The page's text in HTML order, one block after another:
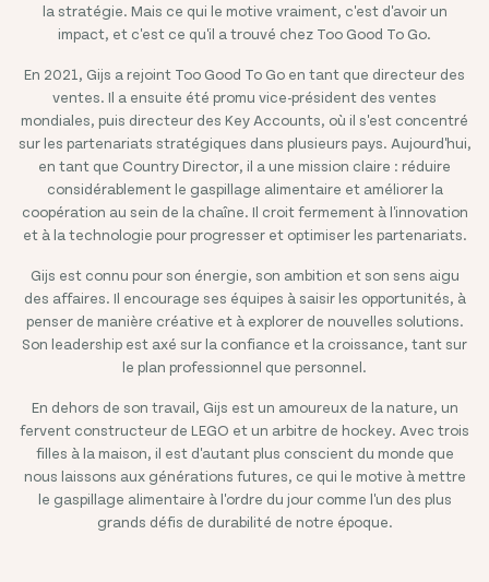
la stratégie. Mais ce qui le motive vraiment, c'est d'avoir un
impact, et c'est ce qu'il a trouvé chez Too Good To Go.
En 2021 , Gijs a rejoint Too Good To Go en tant que directeur des
ventes. Il a ensuite été promu vice-président des ventes
mondiales, puis directeur des Key Accounts, où il s'est concentré
sur les partenariats stratégiques dans plusieurs pays. Aujourd'hui,
en tant que Country Director, il a une mission claire : réduire
considérablement le gaspillage alimentaire et améliorer la
coopération au sein de la chaîne. Il croit fermement à l'innovation
et à la technologie pour progresser et optimiser les partenariats.
Gijs est connu pour son énergie, son ambition et son sens aigu
des affaires. Il encourage ses équipes à saisir les opportunités, à
penser de manière créative et à explorer de nouvelles solutions.
Son leadership est axé sur la confiance et la croissance, tant sur
le plan professionnel que personnel.
En dehors de son travail, Gijs est un amoureux de la nature, un
fervent constructeur de LEGO et un arbitre de hockey. Avec trois
filles à la maison, il est d'autant plus conscient du monde que
nous laissons aux générations futures, ce qui le motive à mettre
le gaspillage alimentaire à l'ordre du jour comme l'un des plus
grands défis de durabilité de notre époque.